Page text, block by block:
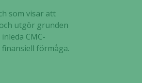
som visar att
utgör grunden
CMC-
förmåga.